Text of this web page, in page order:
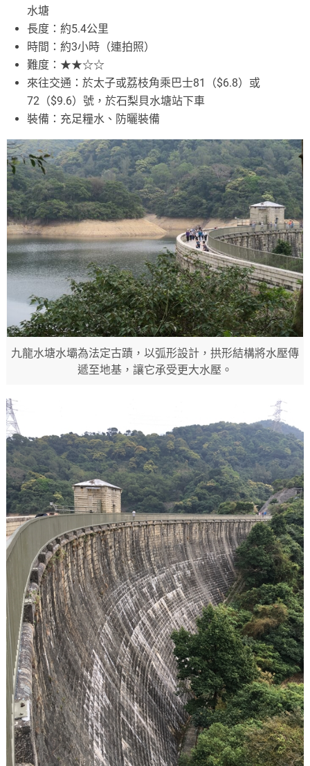
水塘
長度：約5.4公里
時間：約3小時（連拍照）
難度：★★☆☆
來往交通：於太子或荔枝角乘巴士81（$6.8）或
72（$9.6）號，於石梨貝水塘站下車
裝備：充足糧水、防曬裝備
九龍水塘水壩為法定古蹟，以弧形設計，拱形結構將水壓傳
遞至地基，讓它承受更大水壓。